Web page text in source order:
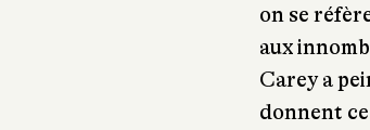
on se
aux
Carey a
donnent